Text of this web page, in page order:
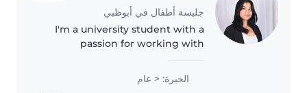
جليسة أطفال في أبوظبي
I'm a university student with a
passion for working with
engaging with kids through ,
الخبرة: < عام